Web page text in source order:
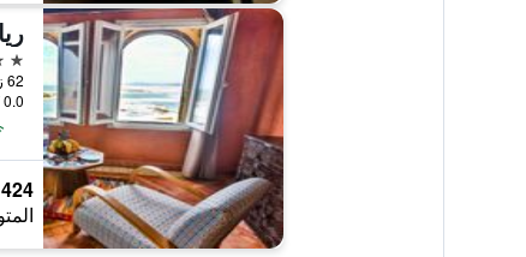
4 نجوم
62 زنقة وجدة سانديون, الصويرة, المغرب
0.0 كيلومتر عن وسط المدينة
424 ﷼